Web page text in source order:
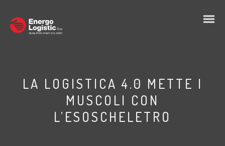
LA LOGISTICA 4.0 METTE I
MUSCOLI CON
L’ESOSCHELETRO